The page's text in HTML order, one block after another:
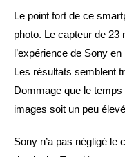
Le point fort de ce
photo. Le capteur de 23
l’expérience de Sony
Les résultats semblent
Dommage que le temps
images soit un peu
Sony n’a pas négligé le